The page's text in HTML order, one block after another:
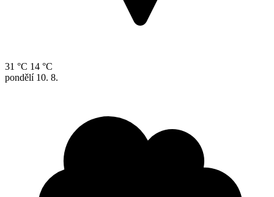
31 °C 14 °C
pondělí 10. 8.